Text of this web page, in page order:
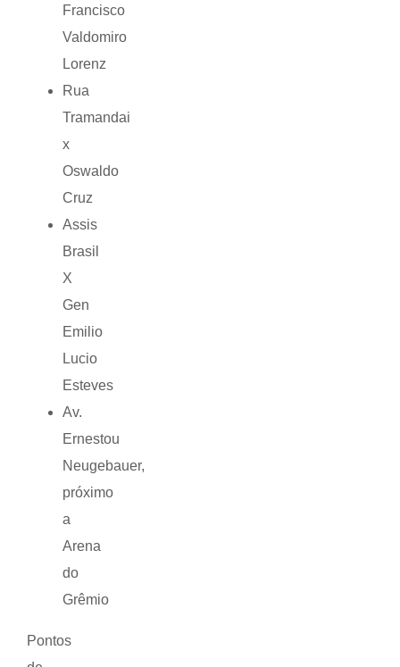
Francisco
Valdomiro
Lorenz
Rua
Tramandai
x
Oswaldo
Cruz
Assis
Brasil
X
Gen
Emilio
Lucio
Esteves
Av.
Ernestou
Neugebauer,
próximo
a
Arena
do
Grêmio
Pontos